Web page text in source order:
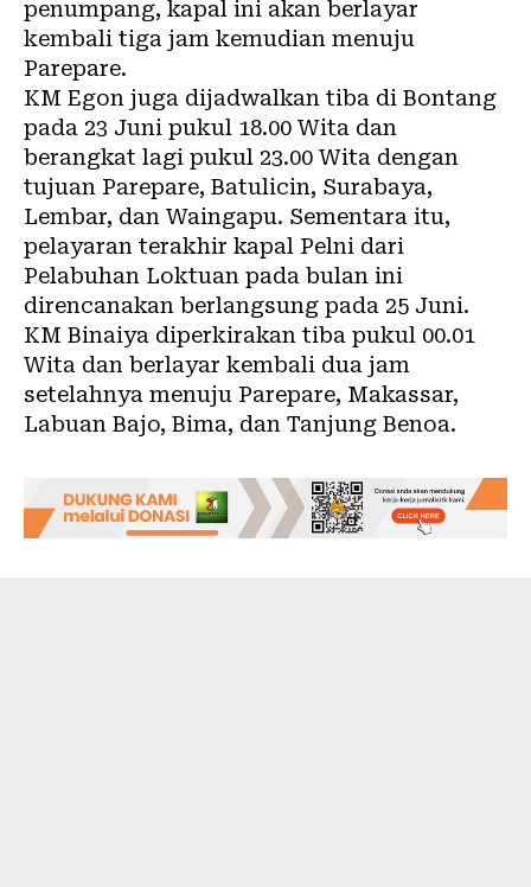
penumpang, kapal ini akan berlayar
kembali tiga jam kemudian menuju
Parepare.
KM Egon juga dijadwalkan tiba di Bontang
pada 23 Juni pukul 18.00 Wita dan
berangkat lagi pukul 23.00 Wita dengan
tujuan Parepare, Batulicin, Surabaya,
Lembar, dan Waingapu. Sementara itu,
pelayaran terakhir kapal Pelni dari
Pelabuhan Loktuan pada bulan ini
direncanakan berlangsung pada 25 Juni.
KM Binaiya diperkirakan tiba pukul 00.01
Wita dan berlayar kembali dua jam
setelahnya menuju Parepare, Makassar,
Labuan Bajo, Bima, dan Tanjung Benoa.